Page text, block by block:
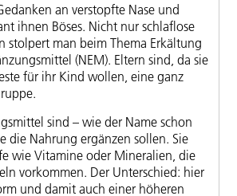
an verstopfte Nase und
ihnen Böses. Nicht nur schlaflose
stolpert man beim Thema Erkältung
(NEM). Eltern sind, da sie
für ihr Kind wollen, eine ganz
sind – wie der Name schon
die Nahrung ergänzen sollen. Sie
wie Vitamine oder Mineralien, die
vorkommen. Der Unterschied: hier
und damit auch einer höheren